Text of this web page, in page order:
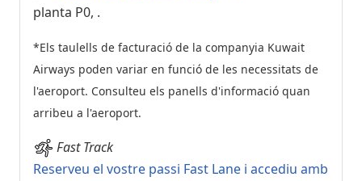
planta P0, .
*Els taulells de facturació de la companyia Kuwait
Airways poden variar en funció de les necessitats de
l'aeroport. Consulteu els panells d'informació quan
arribeu a l'aeroport.
Fast Track
Reserveu el vostre passi Fast Lane i accediu amb